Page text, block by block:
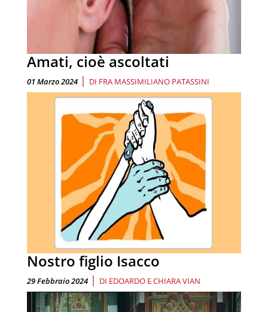
Amati, cioè ascoltati
01 Marzo 2024 | DI FRA MASSIMILIANO PATASSINI
Nostro figlio Isacco
29 Febbraio 2024 | DI EDOARDO E CHIARA VIAN